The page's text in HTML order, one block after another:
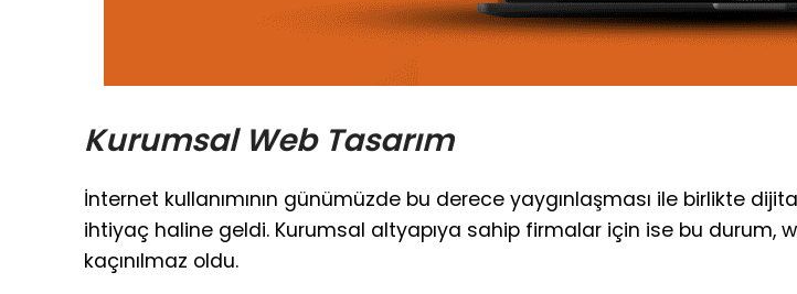
Kurumsal Web Tasarım
İnternet kullanımının günümüzde bu derece yaygınlaşması ile birlikte
ihtiyaç haline geldi. Kurumsal altyapıya sahip firmalar için ise bu durum,
kaçınılmaz oldu.